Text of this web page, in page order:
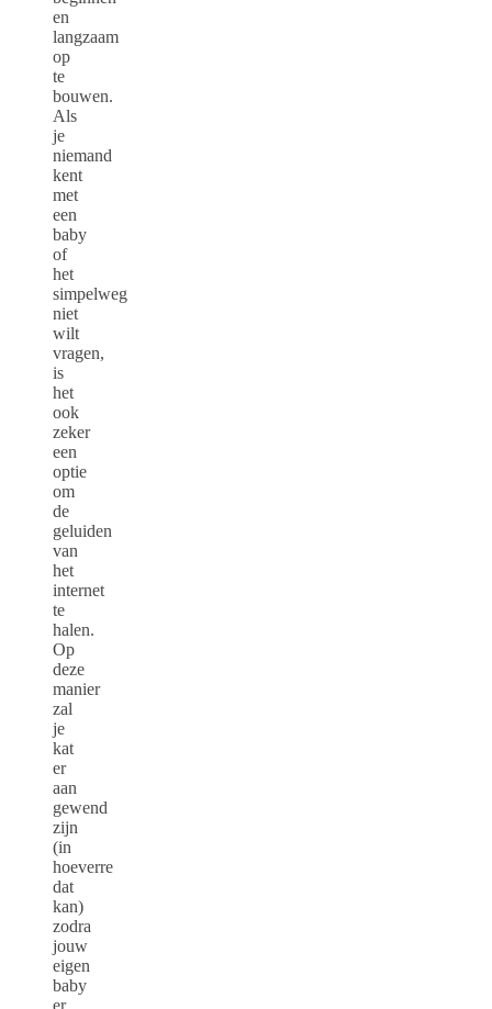
en
langzaam
op
te
bouwen.
Als
je
niemand
kent
met
een
baby
of
het
simpelweg
niet
wilt
vragen,
is
het
ook
zeker
een
optie
om
de
geluiden
van
het
internet
te
halen.
Op
deze
manier
zal
je
kat
er
aan
gewend
zijn
(in
hoeverre
dat
kan)
zodra
jouw
eigen
baby
er